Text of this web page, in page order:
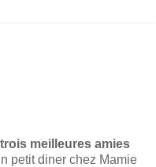
trois meilleures amies
petit diner chez Mamie